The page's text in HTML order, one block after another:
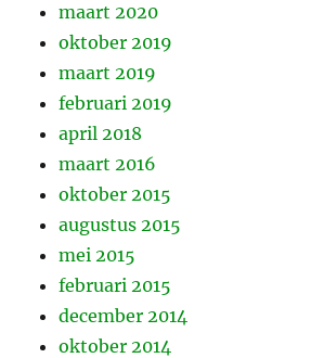
maart 2020
oktober 2019
maart 2019
februari 2019
april 2018
maart 2016
oktober 2015
augustus 2015
mei 2015
februari 2015
december 2014
oktober 2014